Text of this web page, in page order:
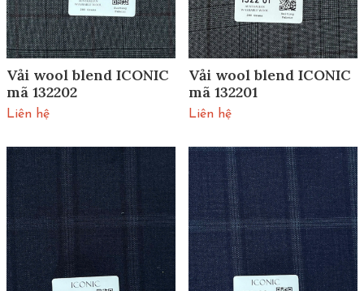
Vải wool blend ICONIC
mã 132202
Liên hệ
Vải wool blend ICONIC
mã 132201
Liên hệ